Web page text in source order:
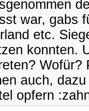
war, gabs
etc.
konnten.
auch,
opfern